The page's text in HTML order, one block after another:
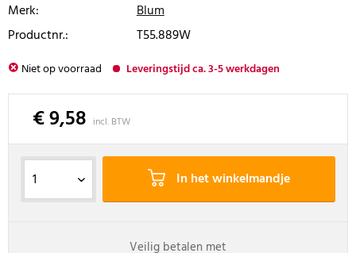
Merk:
Blum
Productnr.:
T55.889W
Niet op voorraad Leveringstijd ca. 3-5 werkdagen
€ 9,58 incl. BTW
In het winkelmandje
Veilig betalen met